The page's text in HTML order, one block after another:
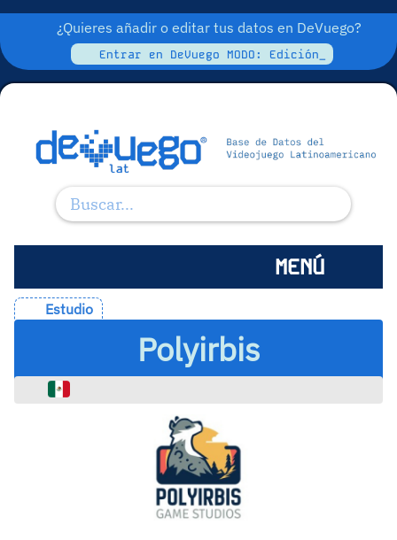
¿Quieres añadir o editar tus datos en DeVuego?
Entrar en DeVuego MODO: Edición_
MENÚ
Estudio
Polyirbis